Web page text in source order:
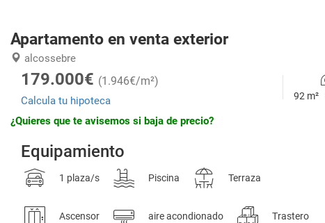
Apartamento en venta exterior
alcossebre
179.000€ (1.946€/m²)
Calcula tu hipoteca
92 m²
¿Quieres que te avisemos si baja de precio?
Equipamiento
1 plaza/s Piscina Terraza
Ascensor aire acondionado Trastero